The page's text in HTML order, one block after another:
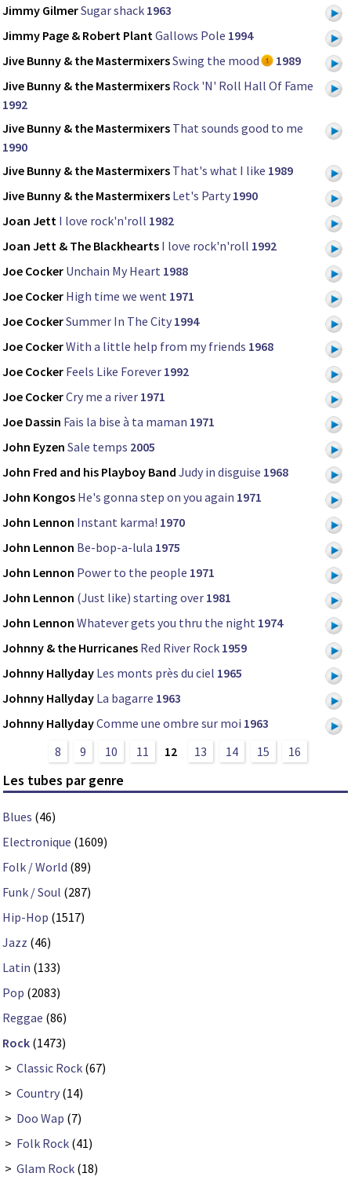
Jimmy GilmerSugar shack 1963
Jimmy Page & Robert PlantGallows Pole 1994
Jive Bunny & the MastermixersSwing the mood
1989
Jive Bunny & the Mastermixers Rock 'N' Roll Hall Of Fame
1992
Jive Bunny & the Mastermixers That sounds good to me
1990
Jive Bunny & the Mastermixers That's what I like 1989
Jive Bunny & the Mastermixers Let's Party 1990
Joan Jett I love rock'n'roll 1982
Joan Jett & The Blackhearts I love rock'n'roll 1992
Joe Cocker Unchain My Heart 1988
Joe Cocker High time we went 1971
Joe CockerSummer In The City 1994
Joe CockerWith a little help from my friends 1968
Joe Cocker Feels Like Forever 1992
Joe CockerCry me a river 1971
Joe Dassin Fais la bise à ta maman 1971
John Eyzen Sale temps 2005
John Fred and his Playboy Band Judy in disguise 1968
John Kongos He's gonna step on you again 1971
John Lennon Instant karma! 1970
John Lennon Be-bop-a-lula 1975
John Lennon Power to the people 1971
John Lennon (Just like) starting over 1981
John Lennon Whatever gets you thru the night 1974
Johnny & the Hurricanes Red River Rock 1959
Johnny Hallyday Les monts près du ciel 1965
Johnny Hallyday La bagarre 1963
Johnny HallydayComme une ombre sur moi 1963
8
9 10 11 12 13 14 15 16
Les tubes par genre
Blues (46)
Electronique (1609)
Folk / World (89)
Funk / Soul (287)
Hip-Hop (1517)
Jazz (46)
Latin (133)
Pop (2083)
Reggae (86)
Rock (1473)
> Classic Rock (67)
> Country (14)
> Doo Wap (7)
> Folk Rock (41)
> Glam Rock (18)